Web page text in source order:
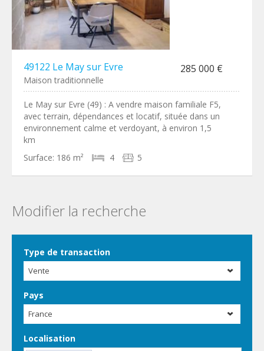
49122 Le May sur Evre 285 000 €
Maison traditionnelle
Le May sur Evre (49) : A vendre maison familiale F5,
avec terrain, dépendances et locatif, située dans un
environnement calme et verdoyant, à environ 1,5
km
Surface: 186 m² 4 5
Modifier la recherche
Type de transaction
Vente
Pays
France
Localisation